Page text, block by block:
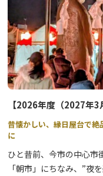
※日光だいや川公園並び
送迎による駐停車も禁止
【2026年度（2027年
昔懐かしい、縁日屋台で
に
ひと昔前、今市の中心市
「朝市」にちなみ、”夜